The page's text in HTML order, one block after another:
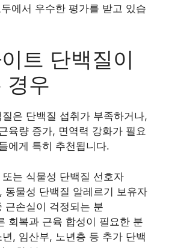
에서 우수한 평가를 받고 있습
트 단백질이
경우
은 단백질 섭취가 부족하거나,
육량 증가, 면역력 강화가 필요
에게 특히 추천됩니다.
는 식물성 단백질 선호자
동물성 단백질 알레르기 보유자
근손실이 걱정되는 분
회복과 근육 합성이 필요한 분
, 임산부, 노년층 등 추가 단백